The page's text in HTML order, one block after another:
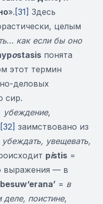
». [31] Здесь
целым
… как если бы оно
ostasis понята
этот термин
деловых
сир.
убеждение,
[32] заимствовано из
убеждать, увещевать,
pistis =
выражения — в
besuw‘erana’ = в
деле, поистине,